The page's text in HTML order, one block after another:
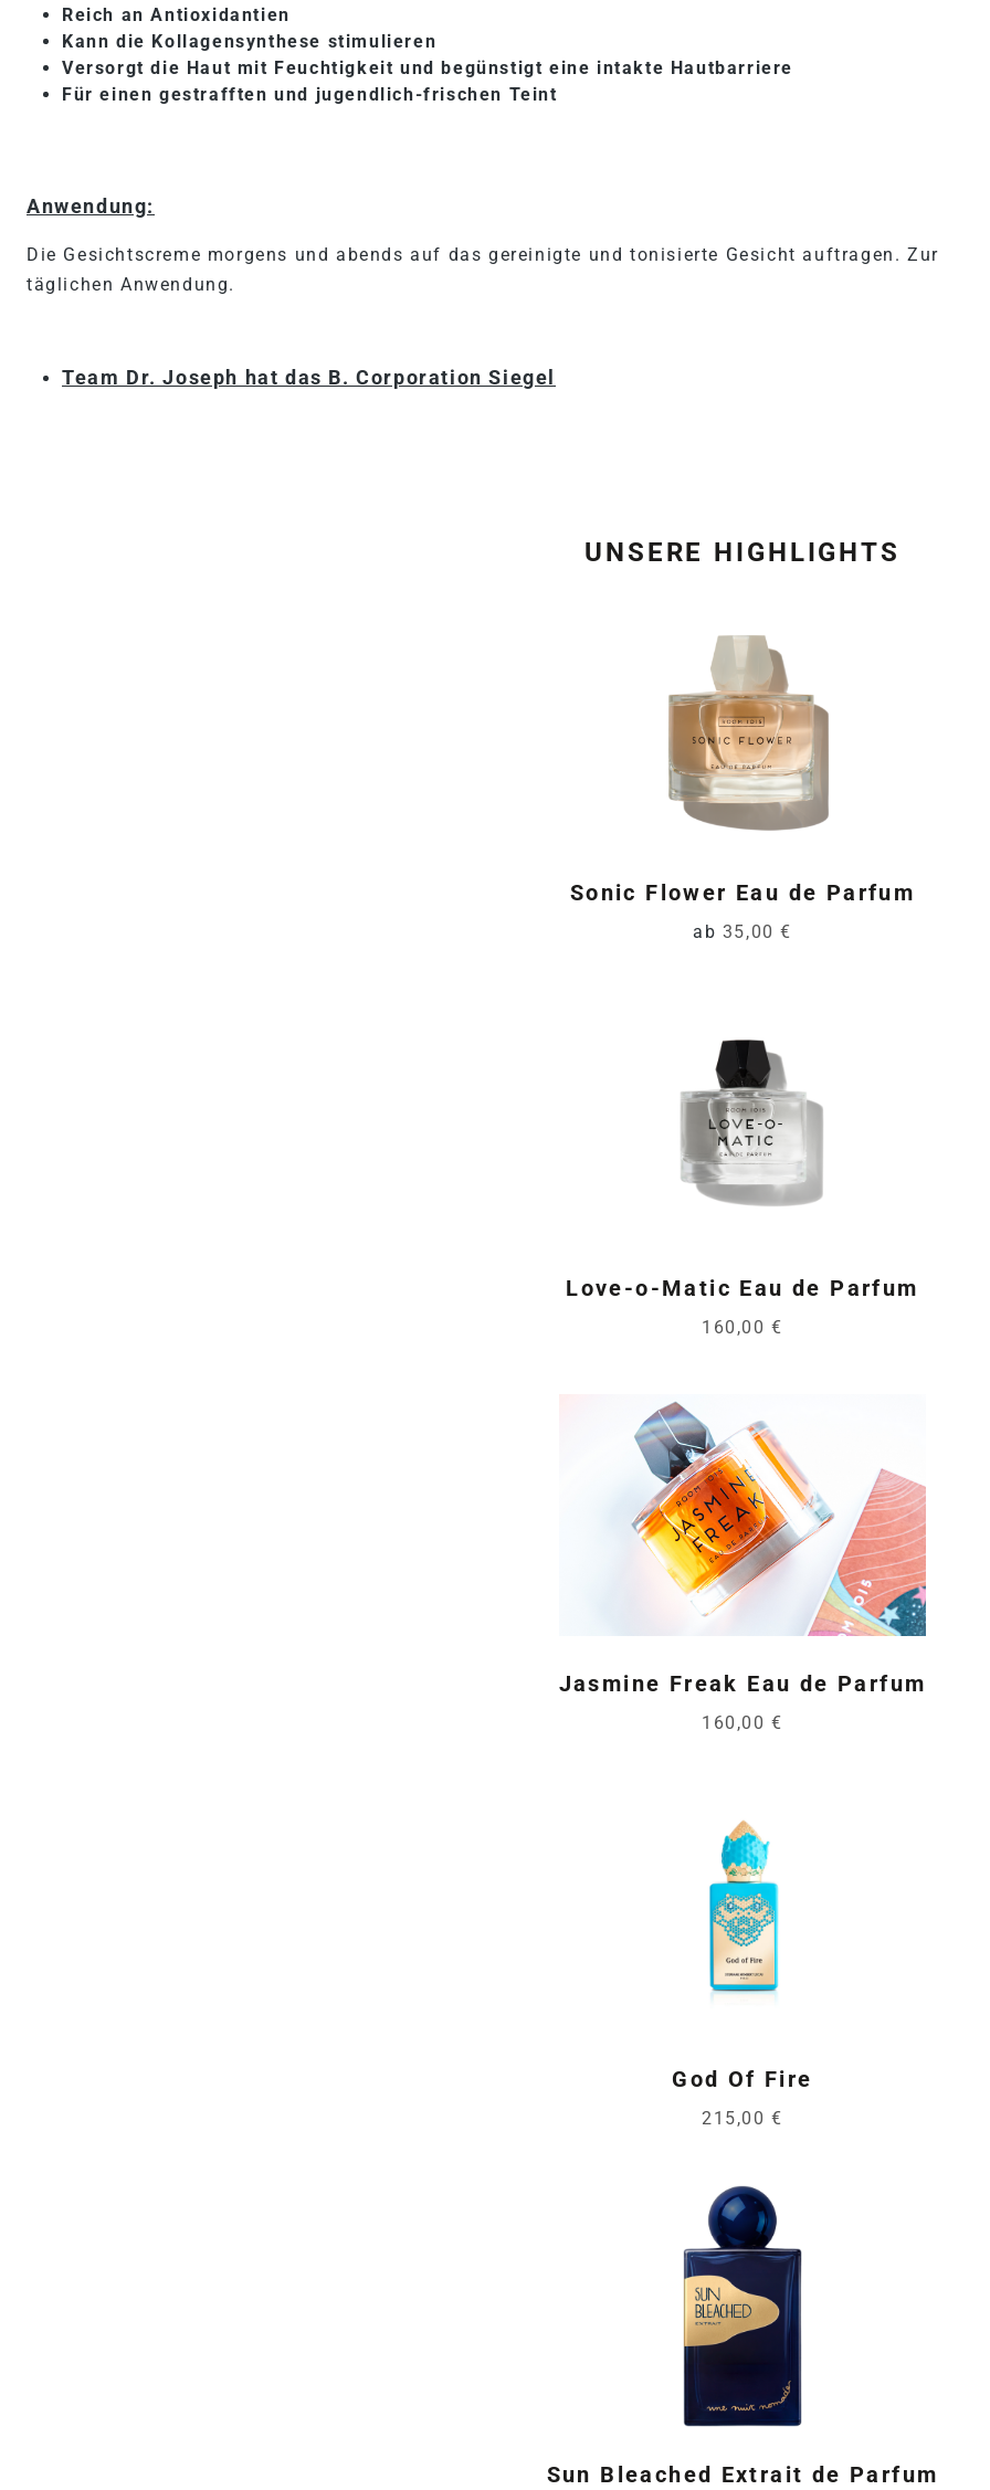
Reich an Antioxidantien
Kann die Kollagensynthese stimulieren
Versorgt die Haut mit Feuchtigkeit und begünstigt eine intakte Hautbarriere
Für einen gestrafften und jugendlich-frischen Teint
Anwendung:
Die Gesichtscreme morgens und abends auf das gereinigte und tonisierte Gesicht auftragen. Zur
täglichen Anwendung.
Team Dr. Joseph hat das B. Corporation Siegel
UNSERE HIGHLIGHTS
Sonic Flower Eau de Parfum
ab 35,00 €
Love-o-Matic Eau de Parfum
160,00 €
Jasmine Freak Eau de Parfum
160,00 €
God Of Fire
215,00 €
Sun Bleached Extrait de Parfum